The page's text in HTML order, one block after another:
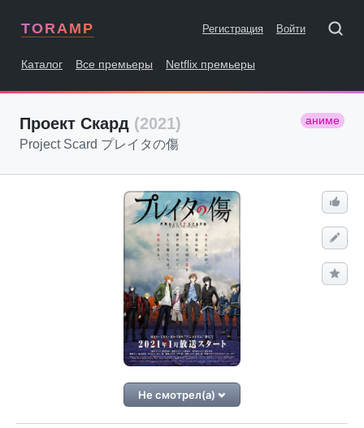
TORAMP Регистрация Войти
Каталог Все премьеры Netflix премьеры
Проект Скард (2021) аниме
Project Scard プレイタの傷
Не смотрел(а)